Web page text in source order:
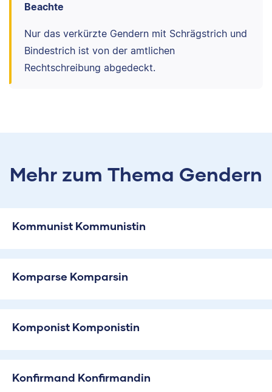
Beachte
Nur das verkürzte Gendern mit Schrägstrich und
Bindestrich ist von der amtlichen
Rechtschreibung abgedeckt.
Mehr zum Thema Gendern
Kommunist Kommunistin
Komparse Komparsin
Komponist Komponistin
Konfirmand Konfirmandin